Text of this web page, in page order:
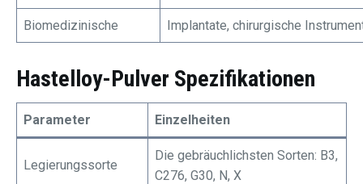
Biomedizinische Implantate, chirurgische
Hastelloy-Pulver Spezifikationen
Parameter Einzelheiten
Legierungssorte
Die gebräuchlichsten Sorten: B3,
C276, G30, N, X